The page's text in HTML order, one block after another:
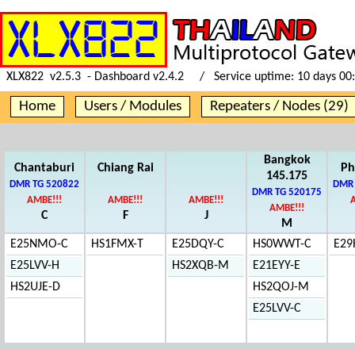
XLX822 v2.5.3 - Dashboard v2.4.2 / Service uptime: 10 days
Home Users / Modules Repeaters / Nodes (29)
Chantaburi
DMR TG 520822
AMBE!!!
C
Chiang Rai
AMBE!!!
F
AMBE!!!
J
Bangkok
145.175
DMR TG 520175
AMBE!!!
M
E25NMO-C
E25LVV-H
HS2UJE-D
HS1FMX-T
E25DQY-C
HS2XQB-M
HS0WWT-C
E21EYY-E
HS2QOJ-M
E25LVV-C